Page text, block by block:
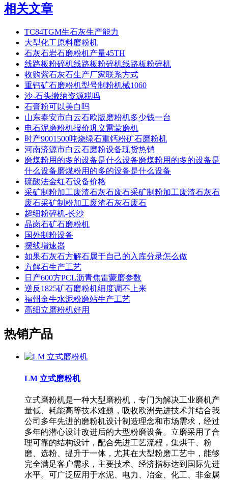
相关文章
TC84TGM生石灰生产能力
大型化工原料磨粉机
石灰石岩石磨粉机产量45TH
线路板粉碎机线路板粉碎机线路板粉碎机
收购紫石灰石生产厂家联系方式
重钙矿石磨粉机型号制粉机械1060
沙-石头缴纳资源税吗
石膏粉可以美白吗
山东泰安市白云石欧版磨粉机多少钱一台
电石泥磨粉机报价巩义雷蒙磨机
时产9001500吨烧绿石重钙粉矿石磨粉机
河南济源市白云石磨粉设备现货热销
磨煤粉用的多的设备是什么设备磨煤粉用的多的设备是
什么设备磨煤粉用的多的设备是什么设备
硫酸法金红石设备价格
采矿制粉加工废渣石灰石废石采矿制粉加工废渣石灰石
废石采矿制粉加工废渣石灰石废石
超细粉碎机-长沙
晶岗石矿石磨粉机
国外制粉设备
摆线增速器
如果石灰石方解石属于自己的入库分录怎么做
方解石生产工艺
日产600方PCL沥青焦雷蒙磨参数
逆反1825矿石磨粉机细度调不上来
福州金牛水泥粉磨站生产工艺
高细立磨粉机好用
热销产品
LM 立式磨粉机
立式磨粉机是一种大型磨粉机，专门为解决工业磨机产
量低、耗能高等技术难题，吸收欧洲先进技术并结合我
公司多年先进的磨粉机设计制造理念和市场需求，经过
多年的潜心设计改进后的大型粉磨设备。立磨采用了合
理可靠的结构设计，配合先进工艺流程，集烘干、粉
磨、选粉、提升于一体，尤其在大型粉磨工艺中，能够
完全满足客户需求，主要技术、经济指标达到国际先进
水平。可广泛应用于水泥、电力、冶金、化工、非金属